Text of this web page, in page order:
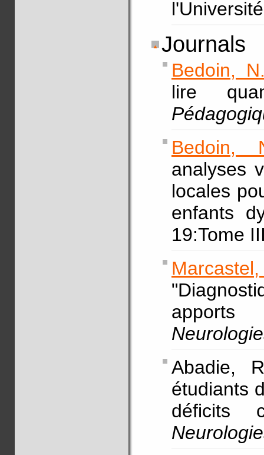
Journals
Bedoin,
lire
Bedoin,
analyses
locales
enfants
19:Tome
apports
Abadie,
étudiants
déficits